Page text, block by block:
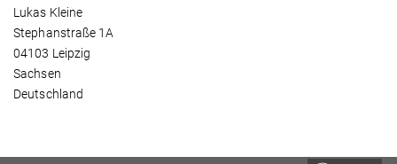
Lukas Kleine
Stephanstraße 1A
04103 Leipzig
Sachsen
Deutschland